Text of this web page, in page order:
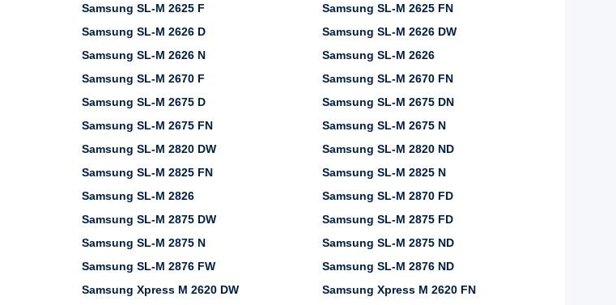
Samsung SL-M 2625 F
Samsung SL-M 2625 FN
Samsung SL-M 2626 D
Samsung SL-M 2626 DW
Samsung SL-M 2626 N
Samsung SL-M 2626
Samsung SL-M 2670 F
Samsung SL-M 2670 FN
Samsung SL-M 2675 D
Samsung SL-M 2675 DN
Samsung SL-M 2675 FN
Samsung SL-M 2675 N
Samsung SL-M 2820 DW
Samsung SL-M 2820 ND
Samsung SL-M 2825 FN
Samsung SL-M 2825 N
Samsung SL-M 2826
Samsung SL-M 2870 FD
Samsung SL-M 2875 DW
Samsung SL-M 2875 FD
Samsung SL-M 2875 N
Samsung SL-M 2875 ND
Samsung SL-M 2876 FW
Samsung SL-M 2876 ND
Samsung Xpress M 2620 DW
Samsung Xpress M 2620 FN